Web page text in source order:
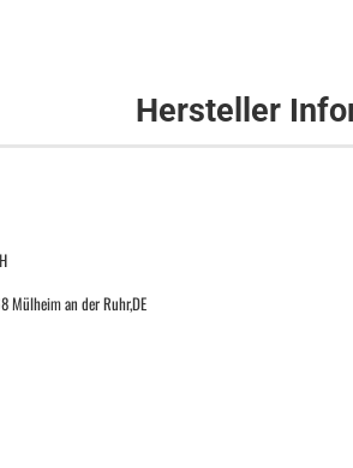
Hersteller
Mülheim an der Ruhr,DE